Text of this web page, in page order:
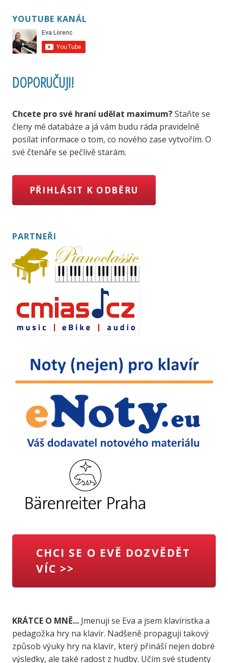
YOUTUBE KANÁL
DOPORUČUJI!
Chcete pro své hraní udělat maximum?Staňte se
členy mé databáze a já vám budu ráda pravidelně
posílat informace o tom, co nového zase vytvořím. O
své čtenáře se pečlivě starám.
PŘIHLÁSIT K ODBĚRU
PARTNEŘI
CHCI SE O EVĚ DOZVĚDĚT
VÍC >>
KRÁTCE O MNĚ...Jmenuji se Eva a jsem klavíristka a
pedagožka hry na klavír. Nadšeně propaguji takový
způsob výuky hry na klavír, který přináší nejen dobré
výsledky, ale také radost z hudby. Učím své studenty